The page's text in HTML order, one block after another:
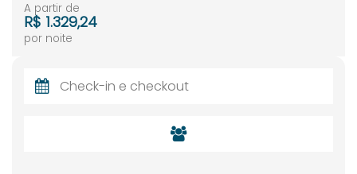
A partir de
R$ 1.329,24
por noite